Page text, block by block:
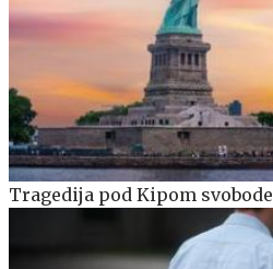
Tragedija pod Kipom svobode